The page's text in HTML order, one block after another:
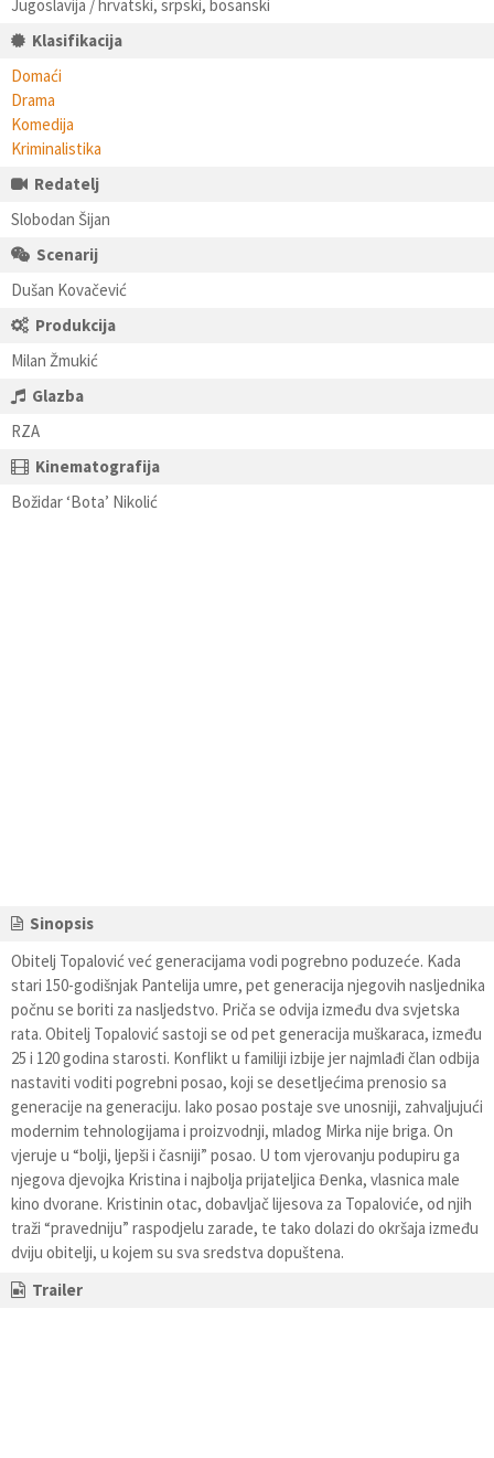
Jugoslavija / hrvatski, srpski, bosanski
Klasifikacija
Domaći
Drama
Komedija
Kriminalistika
Redatelj
Slobodan Šijan
Scenarij
Dušan Kovačević
Produkcija
Milan Žmukić
Glazba
RZA
Kinematografija
Božidar ‘Bota’ Nikolić
Sinopsis
Obitelj Topalović već generacijama vodi pogrebno poduzeće. Kada
stari 150-godišnjak Pantelija umre, pet generacija njegovih nasljednika
počnu se boriti za nasljedstvo. Priča se odvija između dva svjetska
rata. Obitelj Topalović sastoji se od pet generacija muškaraca, između
25 i 120 godina starosti. Konflikt u familiji izbije jer najmlađi član odbija
nastaviti voditi pogrebni posao, koji se desetljećima prenosio sa
generacije na generaciju. Iako posao postaje sve unosniji, zahvaljujući
modernim tehnologijama i proizvodnji, mladog Mirka nije briga. On
vjeruje u “bolji, ljepši i časniji” posao. U tom vjerovanju podupiru ga
njegova djevojka Kristina i najbolja prijateljica Đenka, vlasnica male
kino dvorane. Kristinin otac, dobavljač lijesova za Topaloviće, od njih
traži “pravedniju” raspodjelu zarade, te tako dolazi do okršaja između
dviju obitelji, u kojem su sva sredstva dopuštena.
Trailer